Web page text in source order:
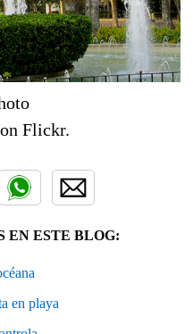
on Flickr.
EN ESTE BLOG:
en playa